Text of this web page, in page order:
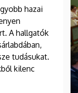
hazai
A hallgatók
tudásukat.
kilenc